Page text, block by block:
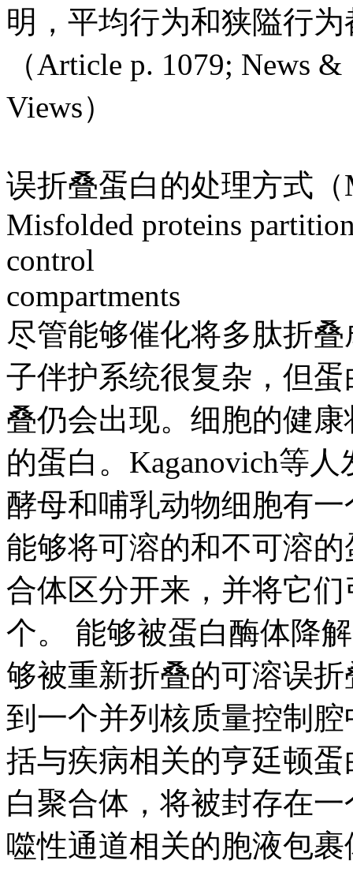
明，平均行为和狭隘行
（Article p. 1079; News &
Views）
误折叠蛋白的处理方式
Misfolded proteins
control
compartments
尽管能够催化将多肽折
子伴护系统很复杂，但蛋
叠仍会出现。细胞的健
的蛋白。Kaganovich等人
酵母和哺乳动物细胞有
能够将可溶的和不可溶的
合体区分开来，并将它
个。 能够被蛋白酶体降
够被重新折叠的可溶误
到一个并列核质量控制腔
括与疾病相关的亨廷顿
白聚合体，将被封存在
噬性通道相关的胞液包